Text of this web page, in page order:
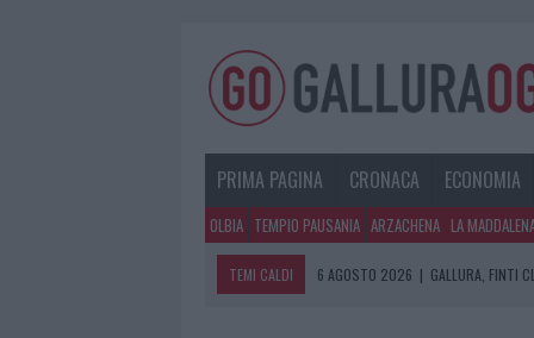
PRIMA PAGINA CRONACA ECONOMIA
OLBIA TEMPIO PAUSANIA ARZACHENA LA
TEMI CALDI 6 AGOSTO 2026 | GALLURA, FINTI
6 AGOSTO 2026
METEO OLBIA 7